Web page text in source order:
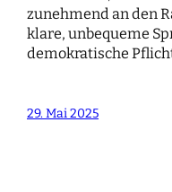
zunehmend an den
klare, unbequeme
demokratische
29. Mai 2025